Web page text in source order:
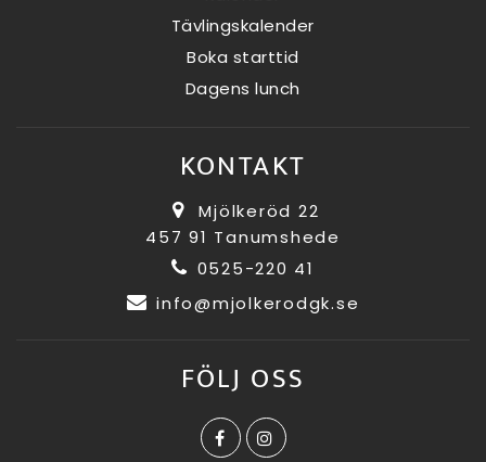
Tävlingskalender
Boka starttid
Dagens lunch
KONTAKT
Mjölkeröd 22
457 91 Tanumshede
0525-220 41
info@mjolkerodgk.se
FÖLJ OSS